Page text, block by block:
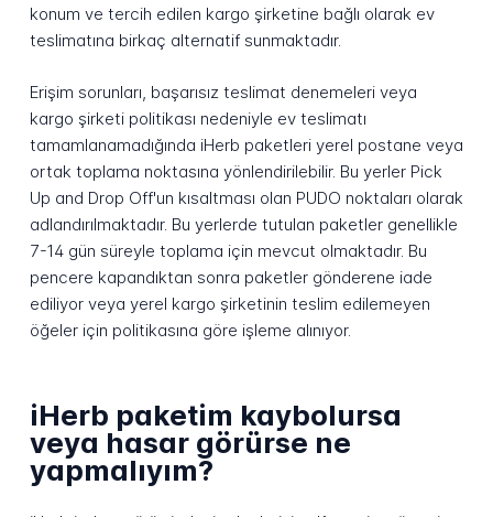
konum ve tercih edilen kargo şirketine bağlı olarak ev
teslimatına birkaç alternatif sunmaktadır.
Erişim sorunları, başarısız teslimat denemeleri veya
kargo şirketi politikası nedeniyle ev teslimatı
tamamlanamadığında iHerb paketleri yerel postane veya
ortak toplama noktasına yönlendirilebilir. Bu yerler Pick
Up and Drop Off'un kısaltması olan PUDO noktaları olarak
adlandırılmaktadır. Bu yerlerde tutulan paketler genellikle
7-14 gün süreyle toplama için mevcut olmaktadır. Bu
pencere kapandıktan sonra paketler gönderene iade
ediliyor veya yerel kargo şirketinin teslim edilemeyen
öğeler için politikasına göre işleme alınıyor.
iHerb paketim kaybolursa
veya hasar görürse ne
yapmalıyım?